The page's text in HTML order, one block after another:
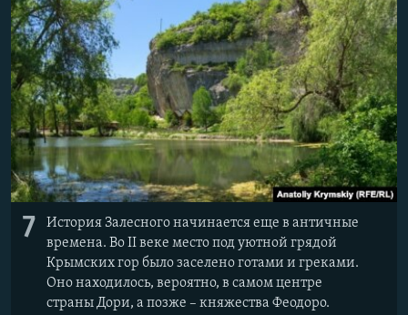
7
История Залесного начинается еще в античные
времена. Во II веке место под уютной грядой
Крымских гор было заселено готами и греками.
Оно находилось, вероятно, в самом центре
страны Дори, а позже – княжества Феодоро.